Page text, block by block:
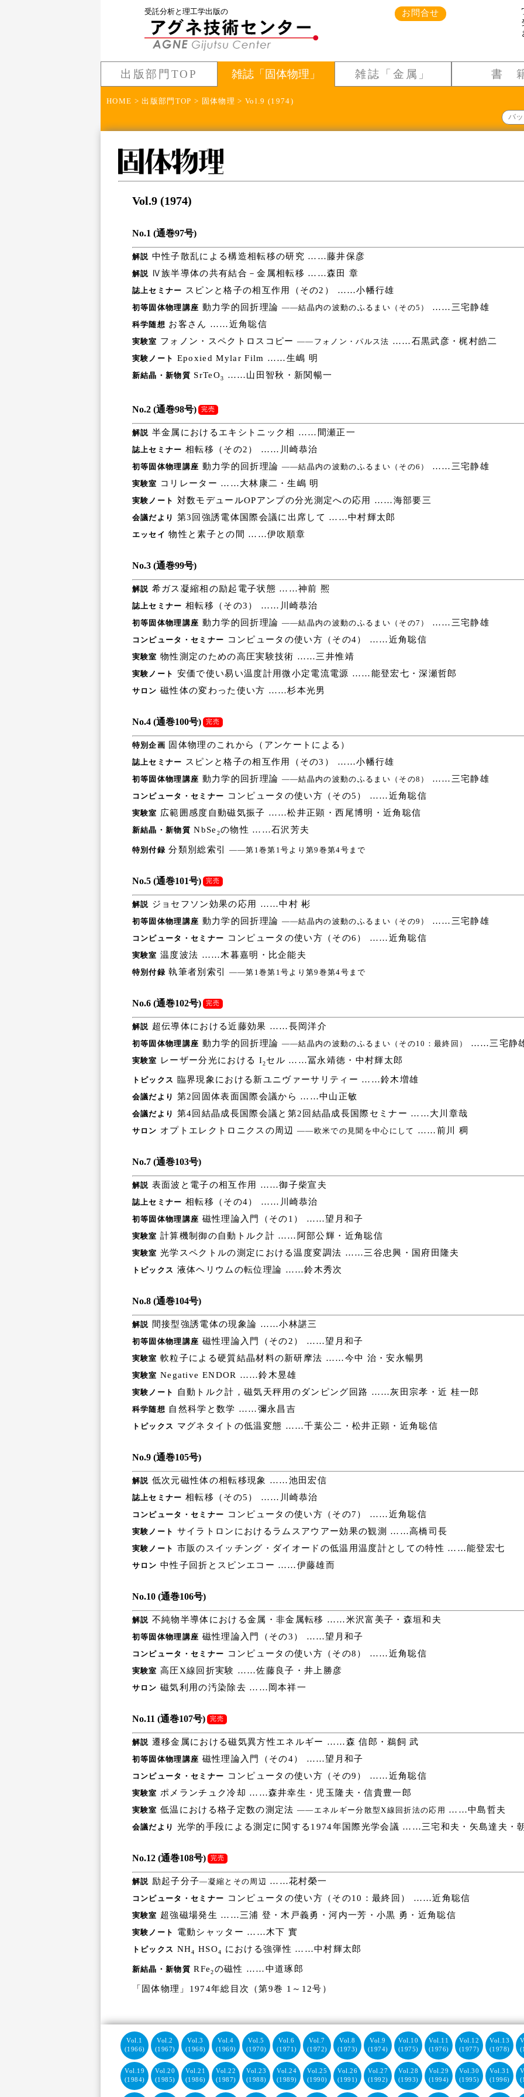
受託分析と理工学出版の お問合せ
出版部門TOP 雑誌「固体物理」 雑誌「金属」 書
HOME >出版部門TOP > 固体物理 > Vol.9 (1974)
バ
Vol.9 (1974)
No.1 (通巻97号)
解説 中性子散乱による構造相転移の研究 ……藤井保彦
解説 Ⅳ族半導体の共有結合－金属相転移 ……森田 章
誌上セミナー スピンと格子の相互作用（その2） ……小幡行雄
初等固体物理講座 動力学的回折理論 ――結晶内の波動のふるまい（その5） ……三宅静雄
科学随想 お客さん ……近角聡信
実験室 フォノン・スペクトロスコピー ――フォノン・パルス法 ……石黒武彦・梶村皓二
実験ノート Epoxied Mylar Film ……生嶋 明
新結晶・新物質 SrTeO3 ……山田智秋・新関暢一
No.2 (通巻98号) 完売
解説 半金属におけるエキシトニック相 ……間瀬正一
誌上セミナー 相転移（その2） ……川崎恭治
初等固体物理講座 動力学的回折理論 ――結晶内の波動のふるまい（その6） ……三宅静雄
実験室 コリレーター ……大林康二・生嶋 明
実験ノート 対数モデュールOPアンプの分光測定への応用 ……海部要三
会議だより 第3回強誘電体国際会議に出席して ……中村輝太郎
エッセイ 物性と素子との間 ……伊吹順章
No.3 (通巻99号)
解説 希ガス凝縮相の励起電子状態 ……神前 熈
誌上セミナー 相転移（その3） ……川崎恭治
初等固体物理講座 動力学的回折理論 ――結晶内の波動のふるまい（その7） ……三宅静雄
コンピュータ・セミナー コンピュータの使い方（その4） ……近角聡信
実験室 物性測定のための高圧実験技術 ……三井惟靖
実験ノート 安価で使い易い温度計用微小定電流電源 ……能登宏七・深瀬哲郎
サロン 磁性体の変わった使い方 ……杉本光男
No.4 (通巻100号) 完売
特別企画 固体物理のこれから（アンケートによる）
誌上セミナー スピンと格子の相互作用（その3） ……小幡行雄
初等固体物理講座 動力学的回折理論 ――結晶内の波動のふるまい（その8） ……三宅静雄
コンピュータ・セミナー コンピュータの使い方（その5） ……近角聡信
実験室 広範囲感度自動磁気振子 ……松井正顕・西尾博明・近角聡信
新結晶・新物質 NbSe 2の物性 ……石沢芳夫
特別付録分類別総索引 ――第1巻第1号より第9巻第4号まで
No.5 (通巻101号) 完売
解説 ジョセフソン効果の応用 ……中村 彬
初等固体物理講座 動力学的回折理論 ――結晶内の波動のふるまい（その9） ……三宅静雄
コンピュータ・セミナー コンピュータの使い方（その6） ……近角聡信
実験室 温度波法 ……木暮嘉明・比企能夫
特別付録執筆者別索引 ――第1巻第1号より第9巻第4号まで
No.6 (通巻102号) 完売
解説 超伝導体における近藤効果 ……長岡洋介
初等固体物理講座 動力学的回折理論 ――結晶内の波動のふるまい（その10：最終回） ……三宅静
実験室 レーザー分光における I2セル ……冨永靖徳・中村輝太郎
トピックス 臨界現象における新ユニヴァーサリティー ……鈴木増雄
会議だより 第2回固体表面国際会議から ……中山正敏
会議だより 第4回結晶成長国際会議と第2回結晶成長国際セミナー ……大川章哉
サロン オプトエレクトロニクスの周辺 ――欧米での見聞を中心にして ……前川 稠
No.7 (通巻103号)
解説 表面波と電子の相互作用 ……御子柴宣夫
誌上セミナー 相転移（その4） ……川崎恭治
初等固体物理講座 磁性理論入門（その1） ……望月和子
実験室 計算機制御の自動トルク計 ……阿部公輝・近角聡信
実験室 光学スペクトルの測定における温度変調法 ……三谷忠興・国府田隆夫
トピックス 液体ヘリウムの転位理論 ……鈴木秀次
No.8 (通巻104号)
解説 間接型強誘電体の現象論 ……小林諶三
初等固体物理講座 磁性理論入門（その2） ……望月和子
実験室 軟粒子による硬質結晶材料の新研摩法 ……今中 治・安永暢男
実験室 Negative ENDOR ……鈴木昱雄
実験ノート 自動トルク計，磁気天秤用のダンピング回路 ……灰田宗孝・近 桂一郎
科学随想 自然科学と数学 ……彌永昌吉
トピックス マグネタイトの低温変態 ……千葉公二・松井正顕・近角聡信
No.9 (通巻105号)
解説 低次元磁性体の相転移現象 ……池田宏信
誌上セミナー 相転移（その5） ……川崎恭治
コンピュータ・セミナー コンピュータの使い方（その7） ……近角聡信
実験ノート サイラトロンにおけるラムスアウアー効果の観測 ……高橋司長
実験ノート 市販のスイッチング・ダイオードの低温用温度計としての特性 ……能登宏七
サロン 中性子回折とスピンエコー ……伊藤雄而
No.10 (通巻106号)
解説 不純物半導体における金属・非金属転移 ……米沢富美子・森垣和夫
初等固体物理講座 磁性理論入門（その3） ……望月和子
コンピュータ・セミナー コンピュータの使い方（その8） ……近角聡信
実験室 高圧X線回折実験 ……佐藤良子・井上勝彦
サロン 磁気利用の汚染除去 ……岡本祥一
No.11 (通巻107号) 完売
解説 遷移金属における磁気異方性エネルギー ……森 信郎・鵜飼 武
初等固体物理講座 磁性理論入門（その4） ……望月和子
コンピュータ・セミナー コンピュータの使い方（その9） ……近角聡信
実験室 ポメランチュク冷却 ……森井幸生・児玉隆夫・信貴豊一郎
実験室 低温における格子定数の測定法 ――エネルギー分散型X線回折法の応用 ……中島哲夫
会議だより 光学的手段による測定に関する1974年国際光学会議 ……三宅和夫・矢島達夫・
No.12 (通巻108号) 完売
解説 励起子分子―凝縮とその周辺 ……花村榮一
コンピュータ・セミナー コンピュータの使い方（その10：最終回） ……近角聡信
実験室 超強磁場発生 ……三浦 登・木戸義勇・河内一芳・小黒 勇・近角聡信
実験ノート 電動シャッター ……木下 實
トピックス NH4 HSO4 における強弾性 ……中村輝太郎
新結晶・新物質 RFe2の磁性 ……中道琢郎
「固体物理」1974年総目次（第9巻 1～12号）
Vol.1
(1966)
Vol.2
(1967)
Vol.3
(1968)
Vol.4
(1969)
Vol.5
(1970)
Vol.6
(1971)
Vol.7
(1972)
Vol.8
(1973)
Vol.9
(1974)
Vol.10
(1975)
Vol.11
(1976)
Vol.12
(1977)
Vol.13
(1978)
Vol.19
(1984)
Vol.20
(1985)
Vol.21
(1986)
Vol.22
(1987)
Vol.23
(1988)
Vol.24
(1989)
Vol.25
(1990)
Vol.26
(1991)
Vol.27
(1992)
Vol.28
(1993)
Vol.29
(1994)
Vol.30
(1995)
Vol.31
(1996)